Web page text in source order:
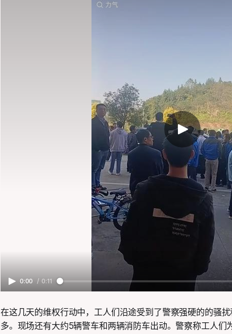
0:00 / 0:11
在这几天的维权行动中，工人们沿途受到了警察强硬的的骚
多。现场还有大约5辆警车和两辆消防车出动。警察称工人们